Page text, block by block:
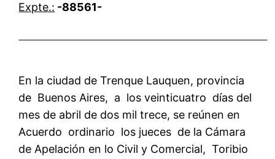
Expte.: -88561-
En la ciudad de Trenque Lauquen, provincia
de Buenos Aires, a los veinticuatro días del
mes de abril de dos mil trece, se reúnen en
Acuerdo ordinario los jueces de la Cámara
de Apelación en lo Civil y Comercial, Toribio